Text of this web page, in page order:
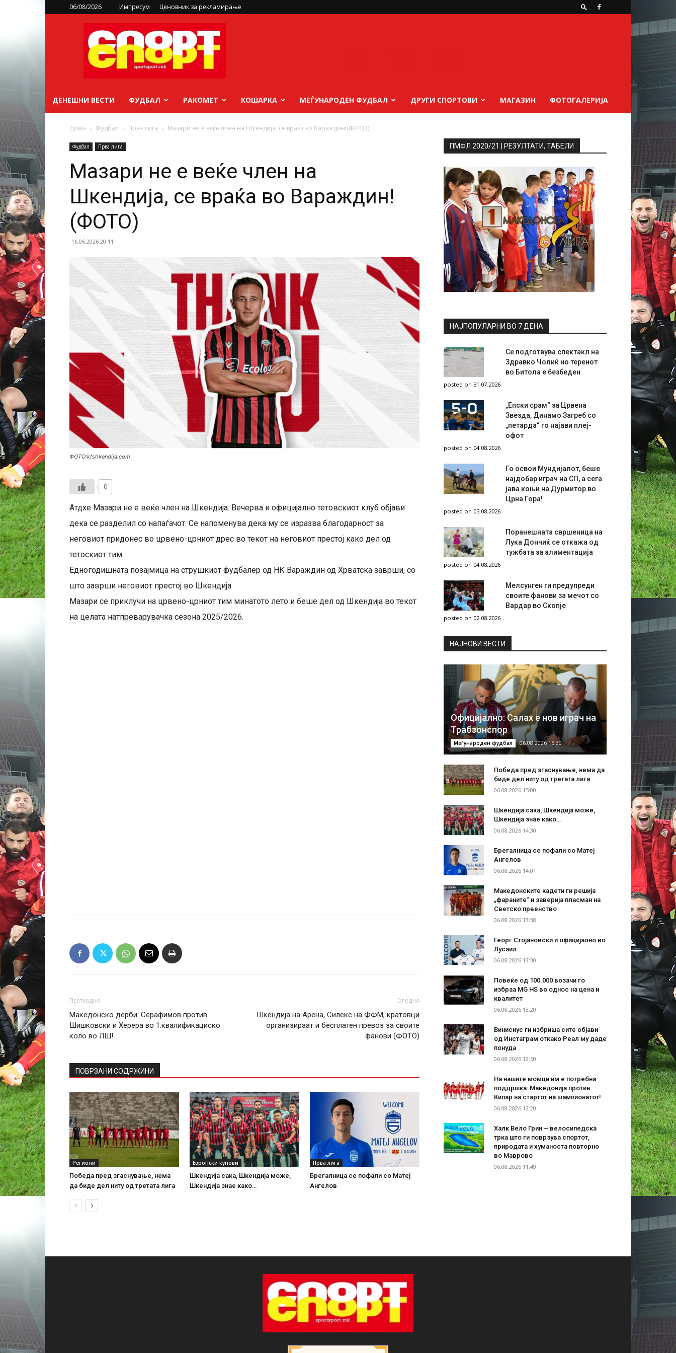
06/08/2026 Импресум Ценовник за рекламирање
sportsport.mk
ДЕНЕШНИ ВЕСТИ ФУДБАЛ РАКОМЕТ КОШАРКА МЕЃУНАРОДЕН ФУДБАЛ ДРУГИ СПОРТОВИ МАГАЗИН ФОТОГАЛЕРИЈА
Дома Фудбал Прва лига Мазари не е веќе член на Шкендија, се враќа во Вараждин!(ФОТО)
Фудбал Прва лига
Мазари не е веќе член на
Шкендија, се враќа во Вараждин!
(ФОТО)
16.06.2026 20:11
ФОТО:kfshkendija.com
0
Атдхе Мазари не е веќе член на Шкендија. Вечерва и официјално тетовскиот клуб објави
дека се разделил со напаѓачот. Се напоменува дека му се изразва благодарност за
неговиот придонес во црвено-црниот дрес во текот на неговиот престој како дел од
тетоскиот тим.
Едногодишната позајмица на струшкиот фудбалер од НК Вараждин од Хрватска заврши, со
што заврши неговиот престој во Шкендија.
Мазари се приклучи на црвено-црниот тим минатото лето и беше дел од Шкендија во текот
на целата натпреварувачка сезона 2025/2026.
Претходно
Македонско дерби: Серафимов против
Шишковски и Херера во 1.квалификациско
коло во ЛШ!
Следно
Шкендија на Арена, Силекс на ФФМ, кратовци
организираат и бесплатен превоз за своите
фанови (ФОТО)
ПОВРЗАНИ СОДРЖИНИ
Региони
Победа пред згаснување, нема
да биде дел ниту од третата лига
Европски купови
Шкендија сака, Шкендија може,
Шкендија знае како…
Прва лига
Брегалница се пофали со Матеј
Ангелов
ПМФЛ 2020/21 | РЕЗУЛТАТИ, ТАБЕЛИ
НАЈПОПУЛАРНИ ВО 7 ДЕНА
Се подготвува спектакл на
Здравко Чолиќ но теренот
во Битола е безбеден
posted on 31.07.2026
„Епски срам“ за Црвена
Звезда, Динамо Загреб со
„петарда“ го најави плеј-
офот
posted on 04.08.2026
Го освои Мундијалот, беше
најдобар играч на СП, а сега
јава коњи на Дурмитор во
Црна Гора!
posted on 03.08.2026
Поранешната свршеница на
Лука Дончиќ се откажа од
тужбата за алиментација
posted on 04.08.2026
Мелсунген ги предупреди
своите фанови за мечот со
Вардар во Скопје
posted on 02.08.2026
НAЈНОВИ ВЕСТИ
Официјално: Салах е нов играч на
Трабзонспор
Меѓународен фудбал 06.08.2026 15:30
Победа пред згаснување, нема да
биде дел ниту од третата лига
06.08.2026 15:00
Шкендија сака, Шкендија може,
Шкендија знае како…
06.08.2026 14:30
Брегалница се пофали со Матеј
Ангелов
06.08.2026 14:01
Македонските кадети ги решија
„фараните“ и заверија пласман на
Светско првенство
06.08.2026 13:38
Георг Стојановски и официјално во
Лусаил
06.08.2026 13:30
Повеќе од 100.000 возачи го
избраа MG HS во однос на цена и
квалитет
06.08.2026 13:20
Винисиус ги избриша сите објави
од Инстаграм откако Реал му даде
понуда
06.08.2026 12:50
На нашите момци им е потребна
поддршка: Македонија против
Кипар на стартот на шампионатот!
06.08.2026 12:20
Халк Вело Грин – велосипедска
трка што ги поврзува спортот,
природата и хуманоста повторно
во Маврово
06.08.2026 11:49